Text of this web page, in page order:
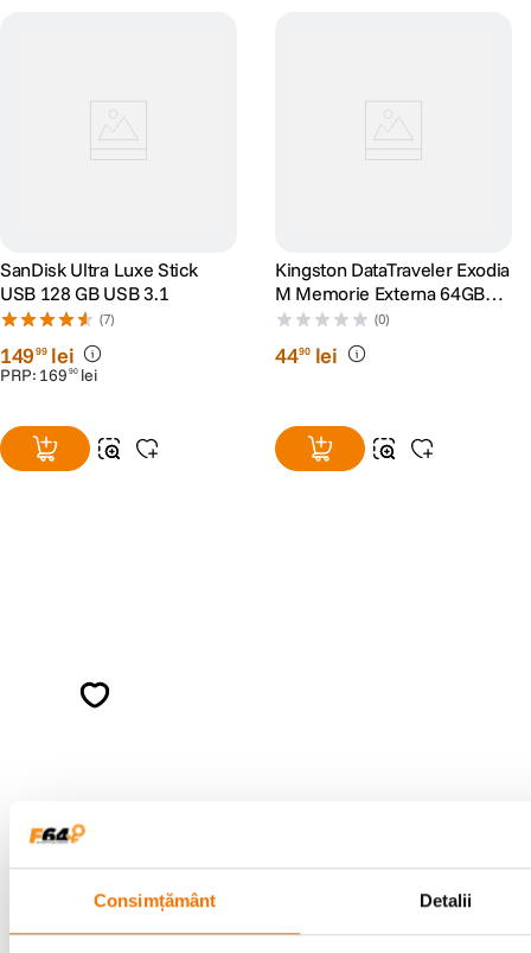
Consimțământ Detalii
SanDisk Ultra Luxe Stick
USB 128 GB USB 3.1
(7)
14999 lei
PRP: 169 90 lei
Kingston DataTraveler Exodia
M Memorie Externa 64GB
USB 3.2
(0)
4490 lei
Consultanta